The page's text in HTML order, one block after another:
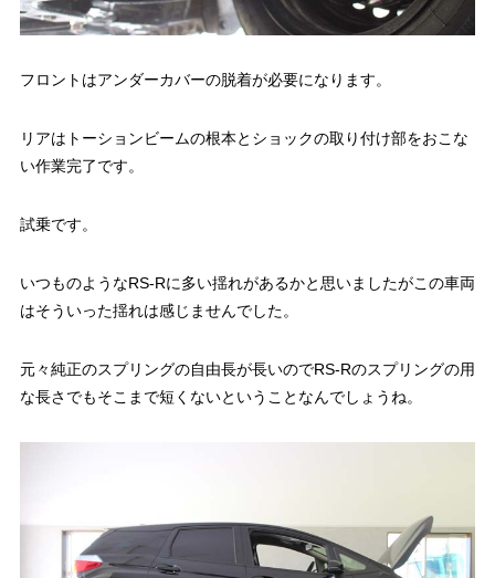
フロントはアンダーカバーの脱着が必要になります。
リアはトーションビームの根本とショックの取り付け部をおこな
い作業完了です。
試乗です。
いつものようなRS-Rに多い揺れがあるかと思いましたがこの車両
はそういった揺れは感じませんでした。
元々純正のスプリングの自由長が長いのでRS-Rのスプリングの用
な長さでもそこまで短くないということなんでしょうね。